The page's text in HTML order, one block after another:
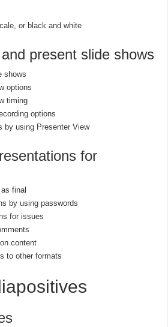
or black and white
present slide shows
shows
options
timing
options
by using Presenter View
for
final
by using passwords
for issues
content
to other formats